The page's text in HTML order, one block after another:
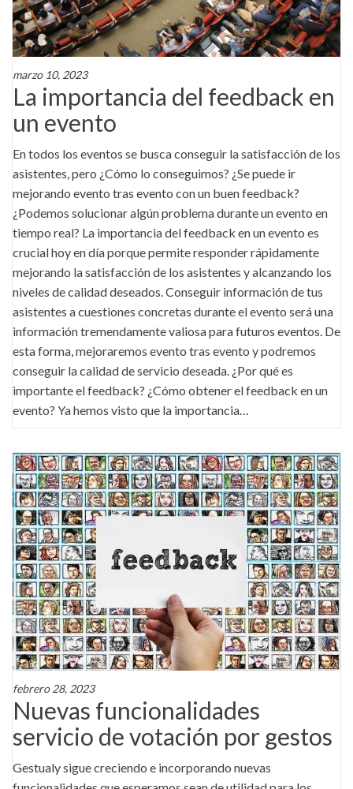
marzo 10, 2023
La importancia del feedback en
un evento
En todos los eventos se busca conseguir la satisfacción de los
asistentes, pero ¿Cómo lo conseguimos? ¿Se puede ir
mejorando evento tras evento con un buen feedback?
¿Podemos solucionar algún problema durante un evento en
tiempo real? La importancia del feedback en un evento es
crucial hoy en día porque permite responder rápidamente
mejorando la satisfacción de los asistentes y alcanzando los
niveles de calidad deseados. Conseguir información de tus
asistentes a cuestiones concretas durante el evento será una
información tremendamente valiosa para futuros eventos. De
esta forma, mejoraremos evento tras evento y podremos
conseguir la calidad de servicio deseada. ¿Por qué es
importante el feedback? ¿Cómo obtener el feedback en un
evento? Ya hemos visto que la importancia…
febrero 28, 2023
Nuevas funcionalidades
servicio de votación por gestos
Gestualy sigue creciendo e incorporando nuevas